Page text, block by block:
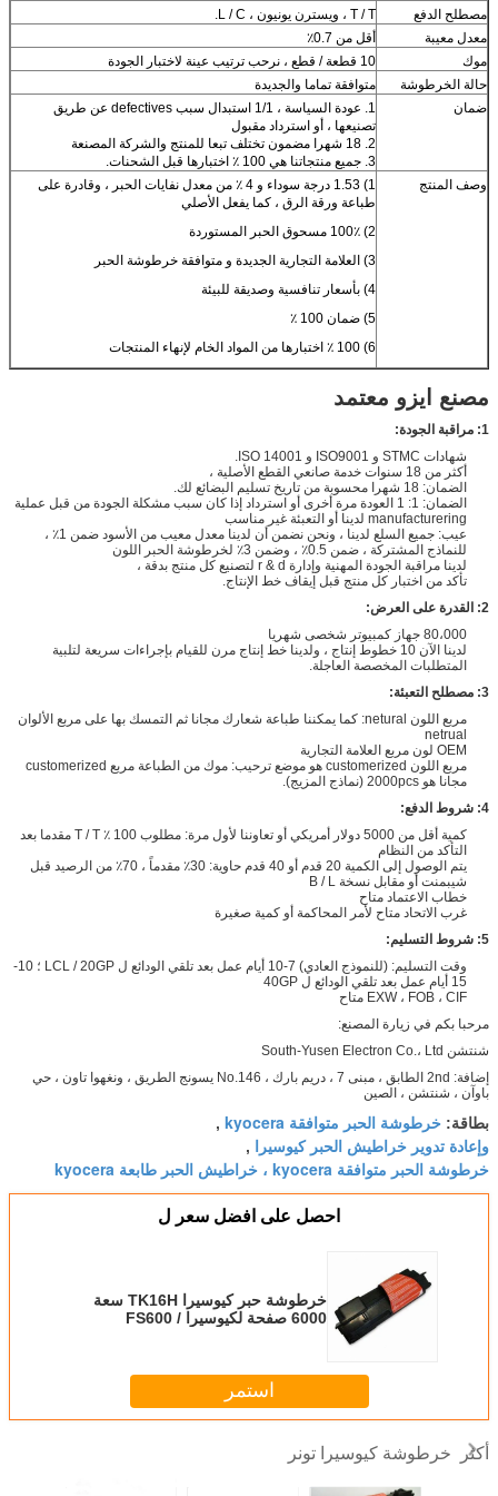
مصطلح الدفع
T / T ، ويسترن يونيون ، L / C.
معدل معيبة
أقل من 0.7٪
موك
10 قطعة / قطع ، نرحب ترتيب عينة لاختبار الجودة
حالة الخرطوشة
متوافقة تماما والجديدة
ضمان
1. عودة السياسة ، 1/1 استبدال سبب defectives عن طريق
تصنيعها ، أو استرداد مقبول
2. 18 شهرا مضمون تختلف تبعا للمنتج والشركة المصنعة
3. جميع منتجاتنا هي 100 ٪ اختبارها قبل الشحنات.
وصف المنتج
1) 1.53 درجة سوداء و 4 ٪ من معدل نفايات الحبر ، وقادرة على
طباعة ورقة الرق ، كما يفعل الأصلي
2) 100٪ مسحوق الحبر المستوردة
3) العلامة التجارية الجديدة و متوافقة خرطوشة الحبر
4) بأسعار تنافسية وصديقة للبيئة
5) ضمان 100 ٪
6) 100 ٪ اختبارها من المواد الخام لإنهاء المنتجات
مصنع ايزو معتمد
1: مراقبة الجودة:
شهادات STMC و ISO9001 و ISO 14001.
أكثر من 18 سنوات خدمة صانعي القطع الأصلية ،
الضمان: 18 شهرا محسوبة من تاريخ تسليم البضائع لك.
الضمان: 1: 1 العودة مرة أخرى أو استرداد إذا كان سبب مشكلة الجودة من قبل عملية
manufacturering لدينا أو التعبئة غير مناسب
عيب: جميع السلع لدينا ، ونحن نضمن أن لدينا معدل معيب من الأسود ضمن 1٪ ،
للنماذج المشتركة ، ضمن 0.5٪ ، وضمن 3٪ لخرطوشة الحبر اللون
لدينا مراقبة الجودة المهنية وإدارة r & d لتصنيع كل منتج بدقة ،
تأكد من اختبار كل منتج قبل إيقاف خط الإنتاج.
2: القدرة على العرض:
80،000 جهاز كمبيوتر شخصى شهريا
لدينا الآن 10 خطوط إنتاج ، ولدينا خط إنتاج مرن للقيام بإجراءات سريعة لتلبية
المتطلبات المخصصة العاجلة.
3: مصطلح التعبئة:
مربع اللون netural: كما يمكننا طباعة شعارك مجانا ثم التمسك بها على مربع الألوان
netrual
OEM لون مربع العلامة التجارية
مربع اللون customerized هو موضع ترحيب: موك من الطباعة مربع customerized
مجانا هو 2000pcs (نماذج المزيج).
4: شروط الدفع:
كمية أقل من 5000 دولار أمريكي أو تعاوننا لأول مرة: مطلوب 100 ٪ T / T مقدما بعد
التأكد من النظام
يتم الوصول إلى الكمية 20 قدم أو 40 قدم حاوية: 30٪ مقدماً ، 70٪ من الرصيد قبل
شيبمنت أو مقابل نسخة B / L
خطاب الاعتماد متاح
غرب الاتحاد متاح لأمر المحاكمة أو كمية صغيرة
5: شروط التسليم:
وقت التسليم: (للنموذج العادي) 7-10 أيام عمل بعد تلقي الودائع ل LCL / 20GP ؛ 10-
15 أيام عمل بعد تلقي الودائع ل 40GP
EXW ، FOB ، CIF متاح
مرحبا بكم في زيارة المصنع:
شنتشن South-Yusen Electron Co.، Ltd
إضافة: 2nd الطابق ، مبنى 7 ، دريم بارك ، No.146 يسونج الطريق ، ونغهوا تاون ، حي
باوآن ، شنتشن ، الصين
بطاقة: خرطوشة الحبر متوافقة kyocera ,
وإعادة تدوير خراطيش الحبر كيوسيرا ,
خرطوشة الحبر متوافقة kyocera ، خراطيش الحبر طابعة kyocera
احصل على افضل سعر ل
خرطوشة حبر كيوسيرا TK16H سعة
6000 صفحة لكيوسيرا FS600 /
استمر
أكثر خرطوشة كيوسيرا تونر